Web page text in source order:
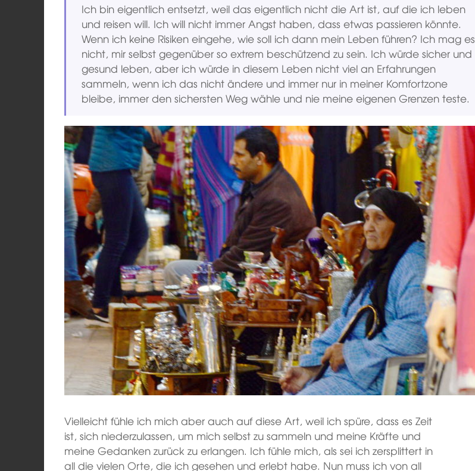
Ich bin eigentlich entsetzt, weil das eigentlich nicht die Art ist, auf die ich leben
und reisen will. Ich will nicht immer Angst haben, dass etwas passieren könnte.
Wenn ich keine Risiken eingehe, wie soll ich dann mein Leben führen? Ich mag es
nicht, mir selbst gegenüber so extrem beschützend zu sein. Ich würde sicher und
gesund leben, aber ich würde in diesem Leben nicht viel an Erfahrungen
sammeln, wenn ich das nicht ändere und immer nur in meiner Komfortzone
bleibe, immer den sichersten Weg wähle und nie meine eigenen Grenzen teste.
Vielleicht fühle ich mich aber auch auf diese Art, weil ich spüre, dass es Zeit
ist, sich niederzulassen, um mich selbst zu sammeln und meine Kräfte und
meine Gedanken zurück zu erlangen. Ich fühle mich, als sei ich zersplittert in
all die vielen Orte, die ich gesehen und erlebt habe. Nun muss ich von all